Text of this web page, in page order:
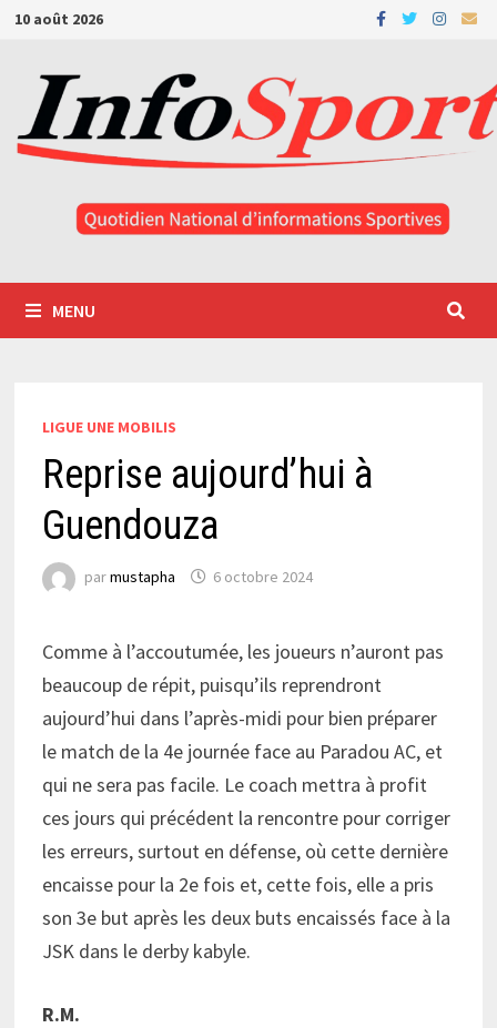
Passer
contenu
10 août 2026
MENU
LIGUE UNE MOBILIS
Reprise aujourd’hui à
Guendouza
parmustapha 6 octobre 2024
Comme à l’accoutumée, les joueurs n’auront pas
beaucoup de répit, puisqu’ils reprendront
aujourd’hui dans l’après-midi pour bien préparer
le match de la 4e journée face au Paradou AC, et
qui ne sera pas facile. Le coach mettra à profit
ces jours qui précédent la rencontre pour corriger
les erreurs, surtout en défense, où cette dernière
encaisse pour la 2e fois et, cette fois, elle a pris
son 3e but après les deux buts encaissés face à la
JSK dans le derby kabyle.
R.M.